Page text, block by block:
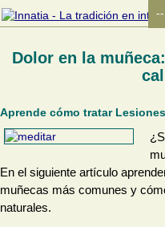
Dolor en la
Aprende cómo tratar
En el siguiente artículo
muñecas más comunes y
naturales.